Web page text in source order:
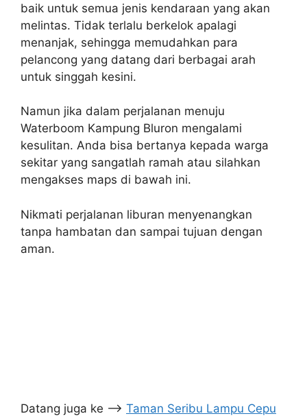
baik untuk semua jenis kendaraan yang akan
melintas. Tidak terlalu berkelok apalagi
menanjak, sehingga memudahkan para
pelancong yang datang dari berbagai arah
untuk singgah kesini.
Namun jika dalam perjalanan menuju
Waterboom Kampung Bluron mengalami
kesulitan. Anda bisa bertanya kepada warga
sekitar yang sangatlah ramah atau silahkan
mengakses maps di bawah ini.
Nikmati perjalanan liburan menyenangkan
tanpa hambatan dan sampai tujuan dengan
aman.
Datang juga ke –> Taman Seribu Lampu Cepu